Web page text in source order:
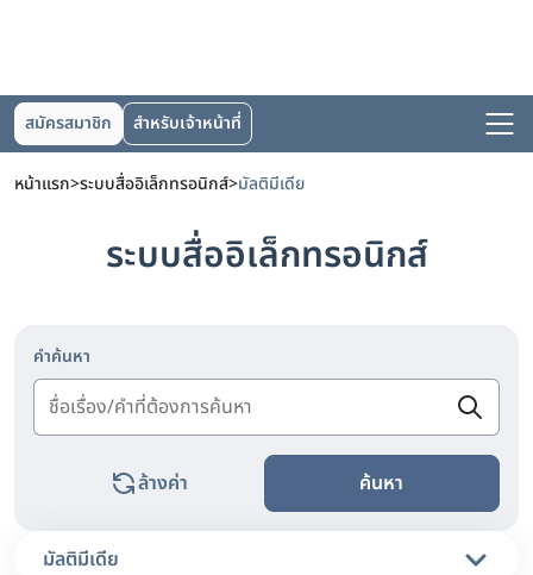
สมัครสมาชิก สำหรับเจ้าหน้าที่
หน้าแรก>ระบบสื่ออิเล็กทรอนิกส์>มัลติมีเดีย
ระบบสื่ออิเล็กทรอนิกส์
คำค้นหา
ล้างค่า ค้นหา
มัลติมีเดีย